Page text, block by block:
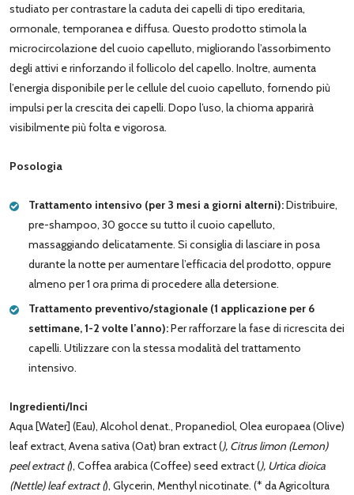
studiato per contrastare la caduta dei capelli di tipo ereditaria,
ormonale, temporanea e diffusa. Questo prodotto stimola la
microcircolazione del cuoio capelluto, migliorando l’assorbimento
degli attivi e rinforzando il follicolo del capello. Inoltre, aumenta
l’energia disponibile per le cellule del cuoio capelluto, fornendo più
impulsi per la crescita dei capelli. Dopo l’uso, la chioma apparirà
visibilmente più folta e vigorosa.
Posologia
Trattamento intensivo (per 3 mesi a giorni alterni):Distribuire,
pre-shampoo, 30 gocce su tutto il cuoio capelluto,
massaggiando delicatamente. Si consiglia di lasciare in posa
durante la notte per aumentare l’efficacia del prodotto, oppure
almeno per 1 ora prima di procedere alla detersione.
Trattamento preventivo/stagionale (1 applicazione per 6
settimane, 1-2 volte l’anno):Per rafforzare la fase di ricrescita dei
capelli. Utilizzare con la stessa modalità del trattamento
intensivo.
Ingredienti/Inci
Aqua [Water] (Eau), Alcohol denat., Propanediol, Olea europaea (Olive)
leaf extract, Avena sativa (Oat) bran extract (), Citrus limon (Lemon)
peel extract (), Coffea arabica (Coffee) seed extract (), Urtica dioica
(Nettle) leaf extract (), Glycerin, Menthyl nicotinate. (* da Agricoltura